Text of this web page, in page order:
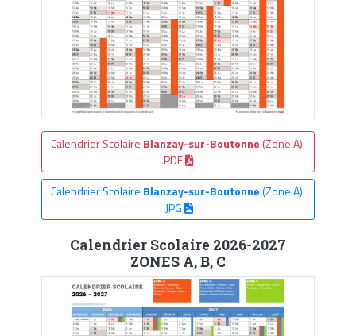
Calendrier Scolaire Blanzay-sur-Boutonne (Zone A)
.PDF
Calendrier Scolaire Blanzay-sur-Boutonne(Zone A)
.JPG
Calendrier Scolaire 2026-2027
ZONES A, B, C